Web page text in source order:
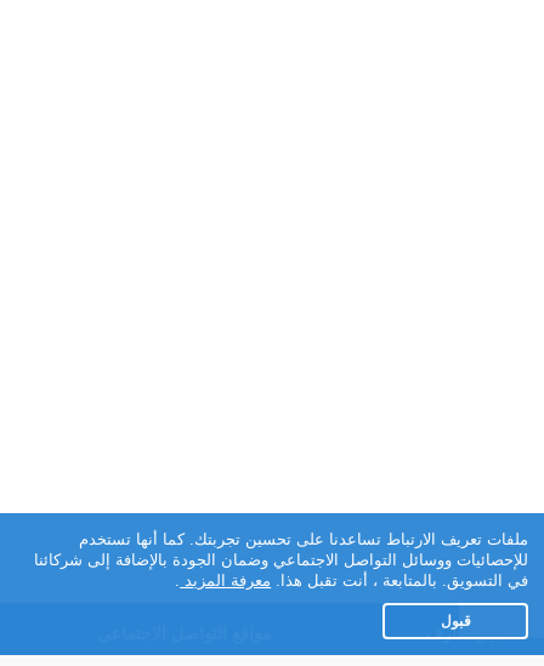
تطبيق تعارف
ملفات تعريف الارتباط تساعدنا على تحسين تجربتك. كما أنها تستخدم
للإحصائيات ووسائل التواصل الاجتماعي وضمان الجودة بالإضافة إلى شركائنا
في التسويق. بالمتابعة ، أنت تقبل هذا. معرفة المزيد .
قبول